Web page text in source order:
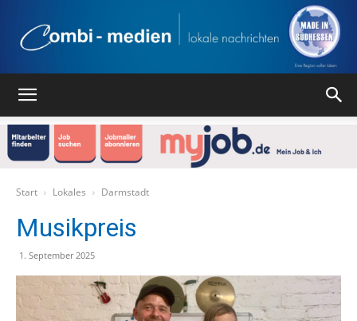
Start Lokales Darmstadt
Musikpreis
1. September 2025